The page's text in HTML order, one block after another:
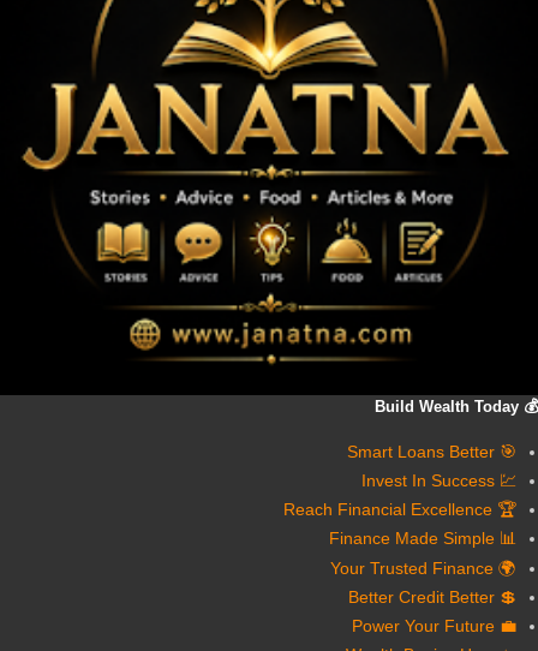
💰 Build Wealth Today
🎯 Smart Loans Better
💹 Invest In Success
🏆 Reach Financial Excellence
📊 Finance Made Simple
🌍 Your Trusted Finance
💲 Better Credit Better
💼 Power Your Future